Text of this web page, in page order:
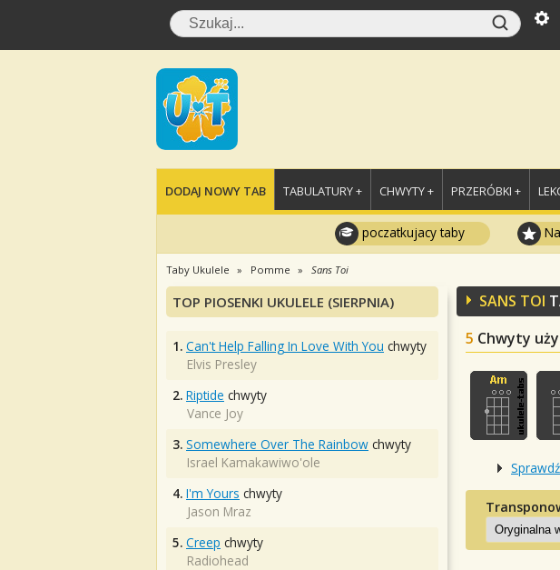
DODAJ NOWY TAB TABULATURY + CHWYTY + PRZERÓBKI +
poczatkujacy taby
Taby Ukulele Pomme Sans Toi
SANS TOI
5 Chwyty
TOP PIOSENKI UKULELE (SIERPNIA)
1. Can't Help Falling In Love With You chwyty
Elvis Presley
2. Riptide chwyty
Vance Joy
3. Somewhere Over The Rainbow chwyty
Israel Kamakawiwo'ole
4. I'm Yours chwyty
Jason Mraz
5. Creep chwyty
Radiohead